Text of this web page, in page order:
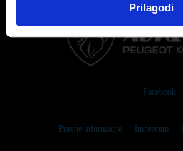
Prilagodi
Facebook
Pravne informacije Impresum